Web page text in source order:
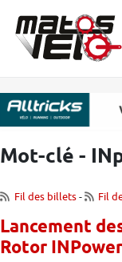
Mot-clé -
Fil des billets- Fil
Lancement
Rotor INPower